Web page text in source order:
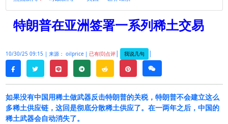
特朗普在亚洲签署一系列稀土交易
10/30/25 09:15 | 来源： oilprice | 已有(0)点评| 我说几句
facebooktwitterline telegramreddit pinterestweixin
如果没有中国用稀土做武器反击特朗普的关税，特朗普不会建立这么
多稀土供应链，这回是彻底分散稀土供应了。在一两年之后，中国的
稀土武器会自动消失了。